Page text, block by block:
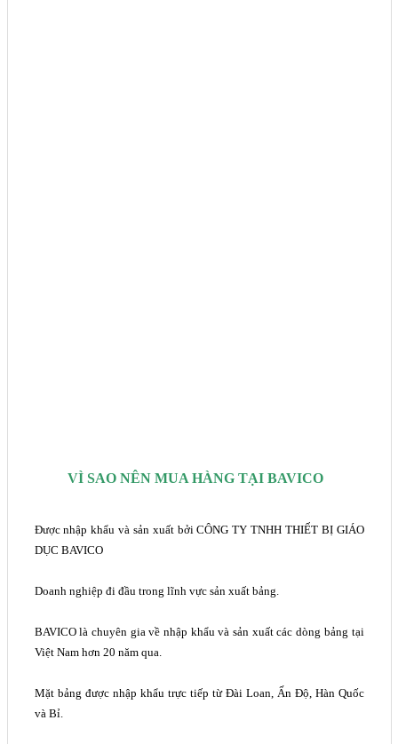
VÌ SAO NÊN MUA HÀNG TẠI BAVICO
Được nhập khẩu và sản xuất bởi CÔNG TY TNHH THIẾT BỊ GIÁO
DỤC BAVICO
Doanh nghiệp đi đầu trong lĩnh vực sản xuất bảng.
BAVICO là chuyên gia về nhập khẩu và sản xuất các dòng bảng tại
Việt Nam hơn 20 năm qua.
Mặt bảng được nhập khẩu trực tiếp từ Đài Loan, Ấn Độ, Hàn Quốc
và Bỉ.